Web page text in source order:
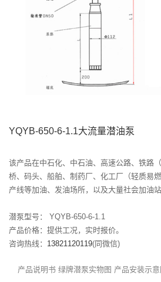
YQYB-650-6-1.1大流量潜油泵
该产品在中石化、中石油、高速公路、铁路
桥、码头、船舶、制药厂、化工厂（轻质易
产线等加油、发油场所，以及大量社会加油
潜泵型号： YQYB-650-6-1.1
产品价格：提供工况，实时报价。
咨询热线： 13821120119(同微信)
产品说明书 绿牌潜泵实物图 产品安装示意